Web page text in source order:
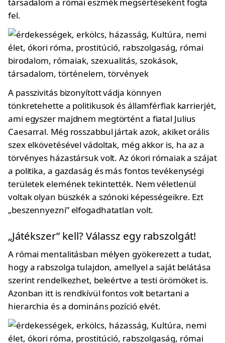
fel.
A passzivitás bizonyított vádja könnyen
tönkretehette a politikusok és államférfiak karrierjét,
ami egyszer majdnem megtörtént a fiatal Julius
Caesarral. Még rosszabbul jártak azok, akiket orális
szex elkövetésével vádoltak, még akkor is, ha az a
törvényes házastársuk volt. Az ókori rómaiak a szájat
a politika, a gazdaság és más fontos tevékenységi
területek elemének tekintették. Nem véletlenül
voltak olyan büszkék a szónoki képességeikre. Ezt
„beszennyezni” elfogadhatatlan volt.
„Játékszer” kell? Válassz egy rabszolgát!
A római mentalitásban mélyen gyökerezett a tudat,
hogy a rabszolga tulajdon, amellyel a saját belátása
szerint rendelkezhet, beleértve a testi örömöket is.
Azonban itt is rendkívül fontos volt betartani a
hierarchia és a domináns pozíció elvét.